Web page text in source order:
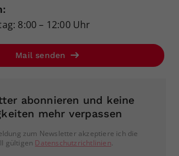
8:00 – 12:00 Uhr
Mail senden
abonnieren und keine
mehr verpassen
zum Newsletter akzeptiere ich die
gültigen Datenschutzrichtlinien.